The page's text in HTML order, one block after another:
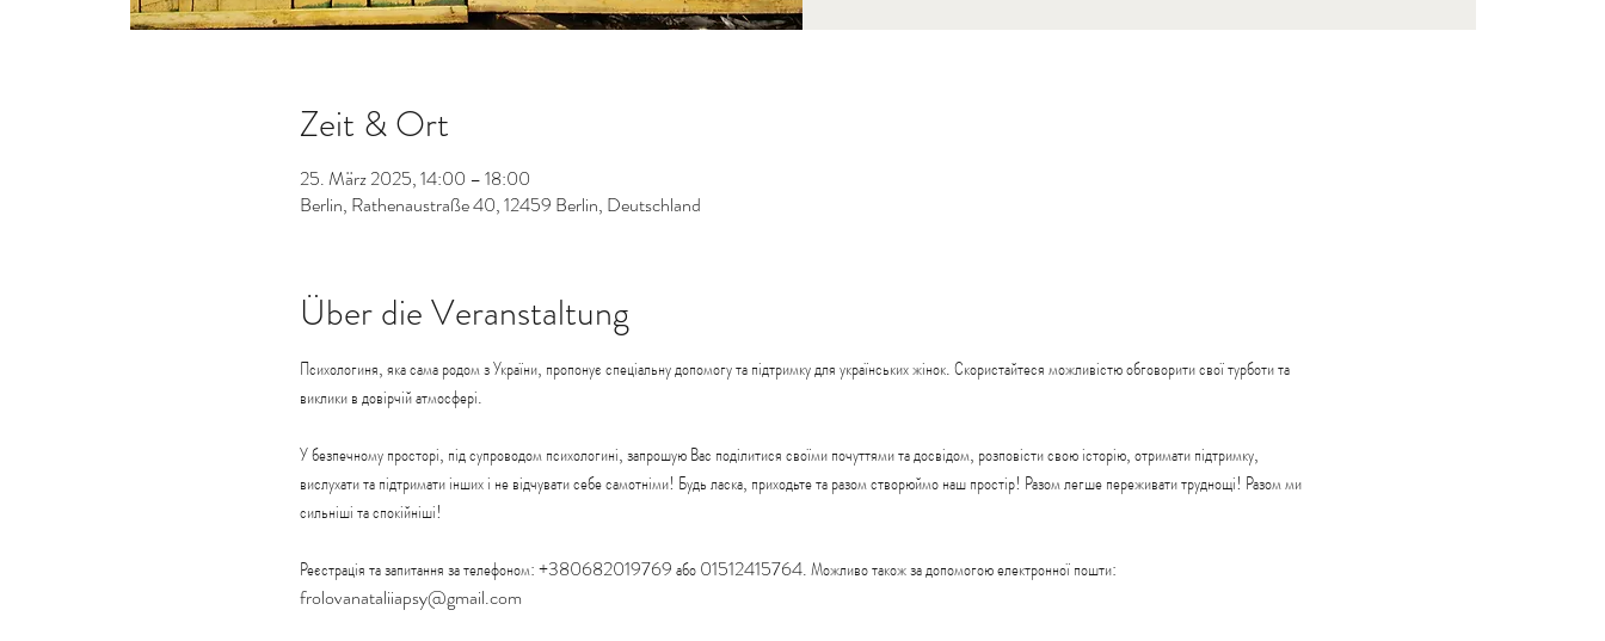
Zeit & Ort
25. März 2025, 14:00 – 18:00
Berlin, Rathenaustraße 40, 12459 Berlin, Deutschland
Über die Veranstaltung
Психологиня, яка сама родом з України, пропонує спеціальну допомогу та підтримку для українських жінок. Скористайтеся можливістю обговорити свої турботи та
виклики в довірчій атмосфері.
У безпечному просторі, під супроводом психологині, запрошую Вас поділитися своїми почуттями та досвідом, розповісти свою історію, отримати підтримку,
вислухати та підтримати інших і не відчувати себе самотніми! Будь ласка, приходьте та разом створюймо наш простір! Разом легше переживати труднощі! Разом ми
сильніші та спокійніші!
Реєстрація та запитання за телефоном: +380682019769 або 01512415764. Можливо також за допомогою електронної пошти:
frolovanataliiapsy@gmail.com